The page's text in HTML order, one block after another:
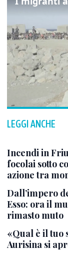
LEGGI ANCHE
Incendi in
focolai sotto
azione tra
Dall’impero
Esso: ora il
rimasto muto
«Qual è il tuo
Aurisina si